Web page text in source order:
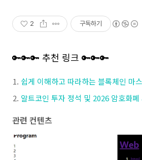
2 구독하기
🔑🔑🔑 추천 링크 🔑🔑🔑
쉽게 이해하고 따라하는 블록체인 마
알트코인 투자 정석 및 2026 암호화폐
관련 컨텐츠